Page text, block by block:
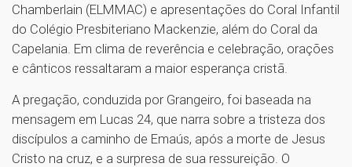
Chamberlain (ELMMAC) e apresentações do Coral Infantil
do Colégio Presbiteriano Mackenzie, além do Coral da
Capelania. Em clima de reverência e celebração, orações
e cânticos ressaltaram a maior esperança cristã.
A pregação, conduzida por Grangeiro, foi baseada na
mensagem em Lucas 24, que narra sobre a tristeza dos
discípulos a caminho de Emaús, após a morte de Jesus
Cristo na cruz, e a surpresa de sua ressureição. O